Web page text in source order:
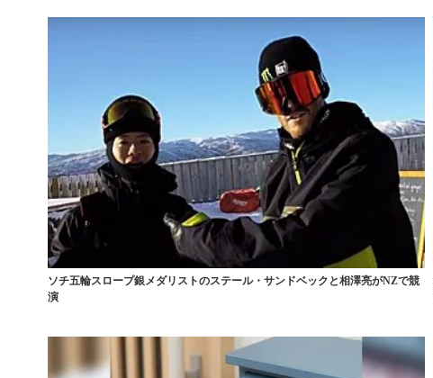
ソチ五輪スロープ銀メダリストのステール・サンドベックと相澤亮がNZで競
演